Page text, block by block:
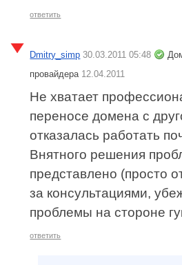
ответить
Dmitry_simp 30.03.2011 05:48
провайдера 12.04.2011
Не хватает
переносе домена с
отказалась работать
Внятного решения
представлено (просто
за консультациями,
проблемы на стороне
ответить